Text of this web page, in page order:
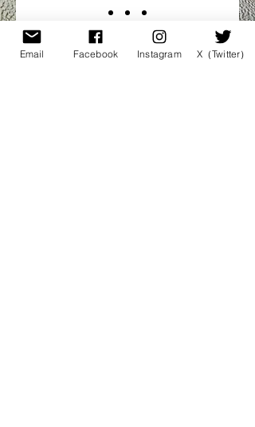
Email Facebook Instagram X（Twitter）